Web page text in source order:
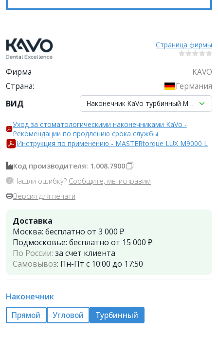
Страница фирмы
Фирма
KAVO
Страна:
Германия
ВИД
Уход за стоматологическими наконечниками KaVo -
Рекомендации по продлению срока службы
Инструкция по применению - MASTERtorque LUX M9000 L
Код производителя: 1.008.7900
Нашли ошибку? Сообщите, мы исправим
Версия для печати
Доставка
Москва: бесплатно от 3 000 ₽
Подмосковье: бесплатно от 15 000 ₽
По России: за счет клиента
Самовывоз: Пн-Пт с 10:00 до 17:50
Наконечник
Прямой Угловой Турбинный